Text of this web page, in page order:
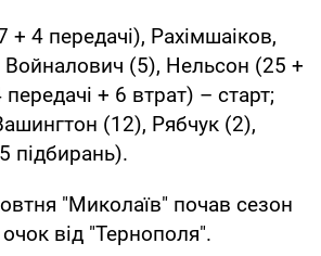
+ 4 передачі), Рахімшаіков,
(5), Нельсон (25 +
+ 6 втрат) – старт;
(12), Рябчук (2),
підбирань).
"Миколаїв" почав сезон
від "Тернополя".